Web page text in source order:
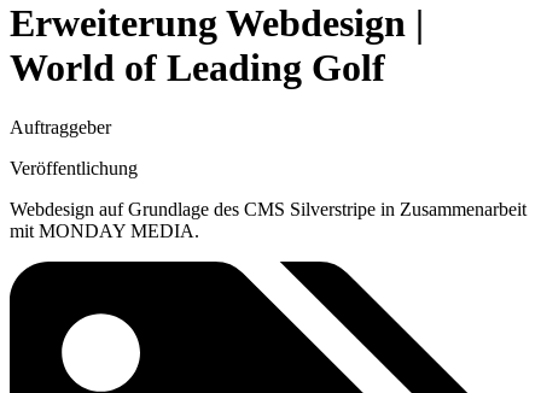
Erweiterung Webdesign |
World of Leading Golf
Auftraggeber
Veröffentlichung
Webdesign auf Grundlage des CMS Silverstripe in Zusammenarbeit
mit MONDAY MEDIA.